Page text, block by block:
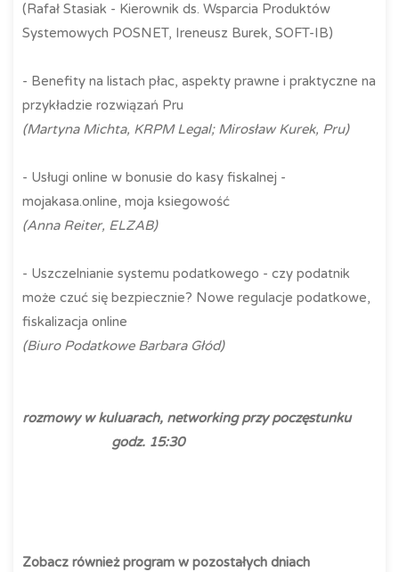
(Rafał Stasiak - Kierownik ds. Wsparcia Produktów
Systemowych POSNET, Ireneusz Burek, SOFT-IB)
- Benefity na listach płac, aspekty prawne i praktyczne na
przykładzie rozwiązań Pru
(Martyna Michta, KRPM Legal; Mirosław Kurek, Pru)
- Usługi online w bonusie do kasy fiskalnej -
mojakasa.online, moja ksiegowość
(Anna Reiter, ELZAB)
- Uszczelnianie systemu podatkowego - czy podatnik
może czuć się bezpiecznie? Nowe regulacje podatkowe,
fiskalizacja online
(Biuro Podatkowe Barbara Głód)
rozmowy w kuluarach, networking przy poczęstunku
godz. 15:30
Zobacz również program w pozostałych dniach